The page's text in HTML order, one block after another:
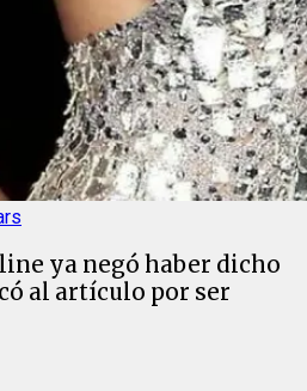
ya negó haber dicho
al artículo por ser